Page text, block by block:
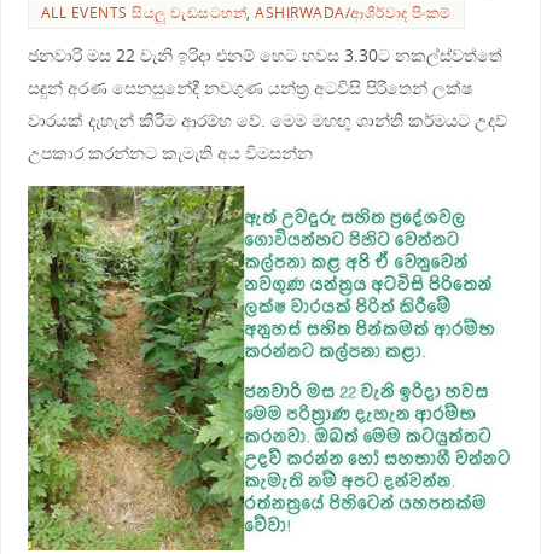
ALL EVENTS සියලු වැඩසටහන්,ASHIRWADA/ආශීර්වාද පිංකම්
ජනවාරි මස 22 වැනි ඉරිදා එනම් හෙට හවස 3.30ට නකල්ස්වත්තේ
සඳුන් අරණ සෙනසුනේදී නවගුණ යන්ත්‍ර අටවිසි පිරිතෙන් ලක්ෂ
වාරයක් දැහැන් කිරීම ආරම්භ වේ. මෙම මහඟු ශාන්ති කර්මයට උදව්
උපකාර කරන්නට කැමැති අය විමසන්න